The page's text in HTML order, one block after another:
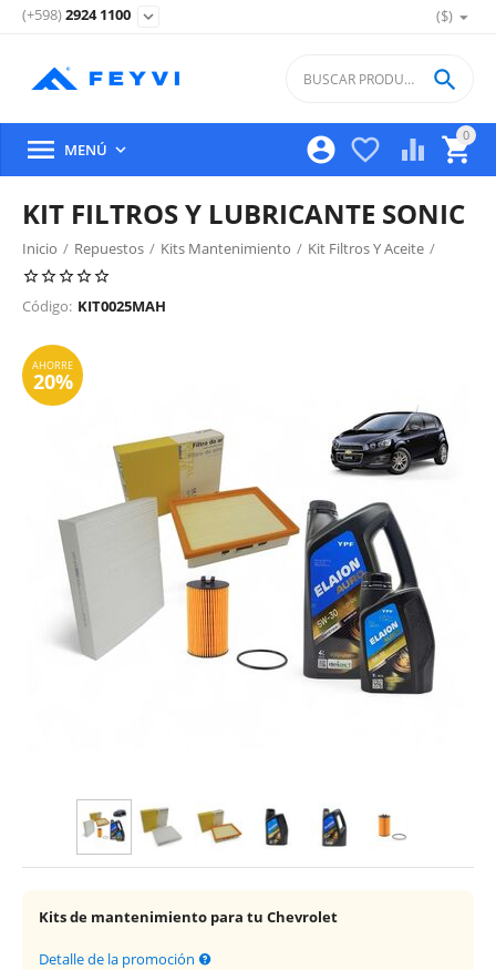
($)
(+598)2924 1100 expand_more
0

 


 MENÚ 
KIT FILTROS Y LUBRICANTE SONIC
Inicio / Repuestos / Kits Mantenimiento / Kit Filtros Y Aceite /
Código: KIT0025MAH
20%
Kits de mantenimiento para tu Chevrolet
Detalle de la promoción